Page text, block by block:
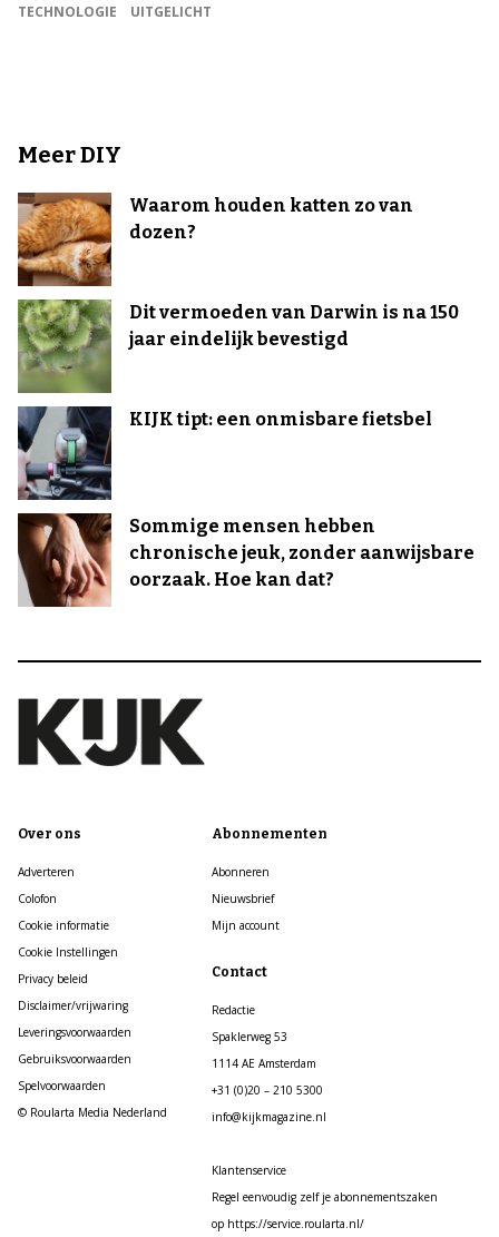
TECHNOLOGIE
UITGELICHT
Meer DIY
Waarom houden katten zo van
dozen?
Dit vermoeden van Darwin is na 150
jaar eindelijk bevestigd
KIJK tipt: een onmisbare fietsbel
Sommige mensen hebben
chronische jeuk, zonder aanwijsbare
oorzaak. Hoe kan dat?
Over ons
Adverteren
Colofon
Cookie informatie
Cookie Instellingen
Privacy beleid
Disclaimer/vrijwaring
Leveringsvoorwaarden
Gebruiksvoorwaarden
Spelvoorwaarden
© Roularta Media Nederland
Abonnementen
Abonneren
Nieuwsbrief
Mijn account
Contact
Redactie
Spaklerweg 53
1114 AE Amsterdam
+31 (0)20 – 210 5300
info@kijkmagazine.nl
Klantenservice
Regel eenvoudig zelf je abonnementszaken
op https://service.roularta.nl/